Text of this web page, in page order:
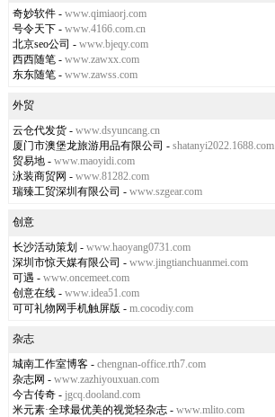
奇妙软件 - www.qimiaorj.com
号令天下 - www.4166.com.cn
北京seo公司 - www.bjeqy.com
西西随笔 - www.zawxx.com
东东随笔 - www.zawss.com
外贸
云仓代发货 - www.dsyuncang.cn
厦门市澳堡龙旅游用品有限公司 - shatanyi2022.1688.com
贸易地 - www.maoyidi.com
泳装商贸网 - www.81282.com
瑞臻工贸深圳有限公司 - www.szgear.com
创意
长沙活动策划 - www.haoyang0731.com
深圳市惊天媒有限公司 - www.jingtianchuanmei.com
可遇 - www.oncemeet.com
创意在线 - www.idea51.com
可可礼物网手机触屏版 - m.cocodiy.com
杂志
城南工作室博客 - chengnan-office.rth7.com
杂志网 - www.zazhiyouxuan.com
今古传奇 - jgcq.dooland.com
米元素·全球最优美的视觉轻杂志 - www.mlito.com